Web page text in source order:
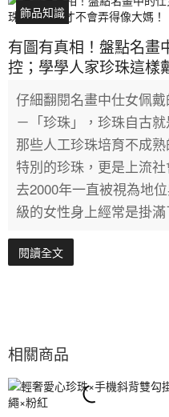
飾品知識
有圖有真相！盤點名畫
控；學學人家珍珠這樣
仔細翻閱名畫中仕女佩
－「珍珠」，珍珠自古
那些人工珍珠培育不成
特別的珍珠，更是上流
去2000年一直被視為地
級的女性身上經常是掛滿
閱讀全文
相關商品